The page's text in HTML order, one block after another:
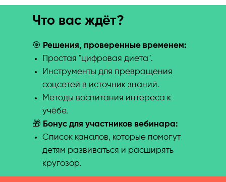
Что вас ждёт?
🎯 Решения, проверенные временем:
Простая "цифровая диета".
Инструменты для превращения
соцсетей в источник знаний.
Методы воспитания интереса к
учёбе.
🎁 Бонус для участников вебинара:
Список каналов, которые помогут
детям развиваться и расширять
кругозор.